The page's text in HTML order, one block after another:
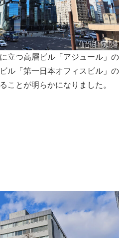
立つ高層ビル「アジュール」の
ル「第一日本オフィスビル」の
ことが明らかになりました。